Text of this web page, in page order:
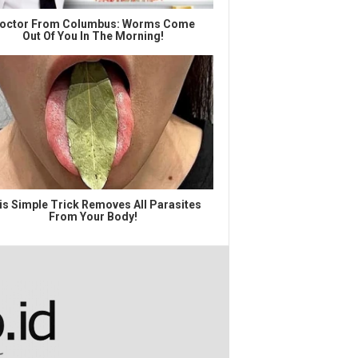
From Columbus: Worms Come
Out Of You In The Morning!
Simple Trick Removes All Parasites
From Your Body!